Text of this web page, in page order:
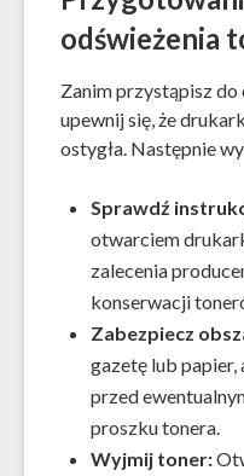
odświeżenia
Zanim przystąpisz do
upewnij się, że
ostygła. Następnie
Sprawdź
otwarciem
zalecenia
konserwacji
Zabezpiecz
gazetę lub
przed
proszku tonera.
Wyjmij toner: